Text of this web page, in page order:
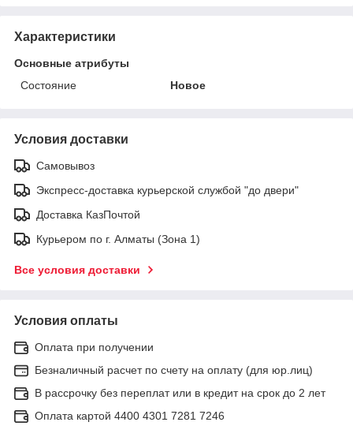
Характеристики
Основные атрибуты
Состояние
Новое
Условия доставки
Самовывоз
Экспресс-доставка курьерской службой "до двери"
Доставка КазПочтой
Курьером по г. Алматы (Зона 1)
Все условия доставки
Условия оплаты
Оплата при получении
Безналичный расчет по счету на оплату (для юр.лиц)
В рассрочку без переплат или в кредит на срок до 2 лет
Оплата картой 4400 4301 7281 7246